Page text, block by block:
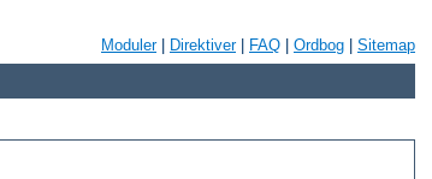
Moduler| Direktiver| FAQ Ordbog Sitemap